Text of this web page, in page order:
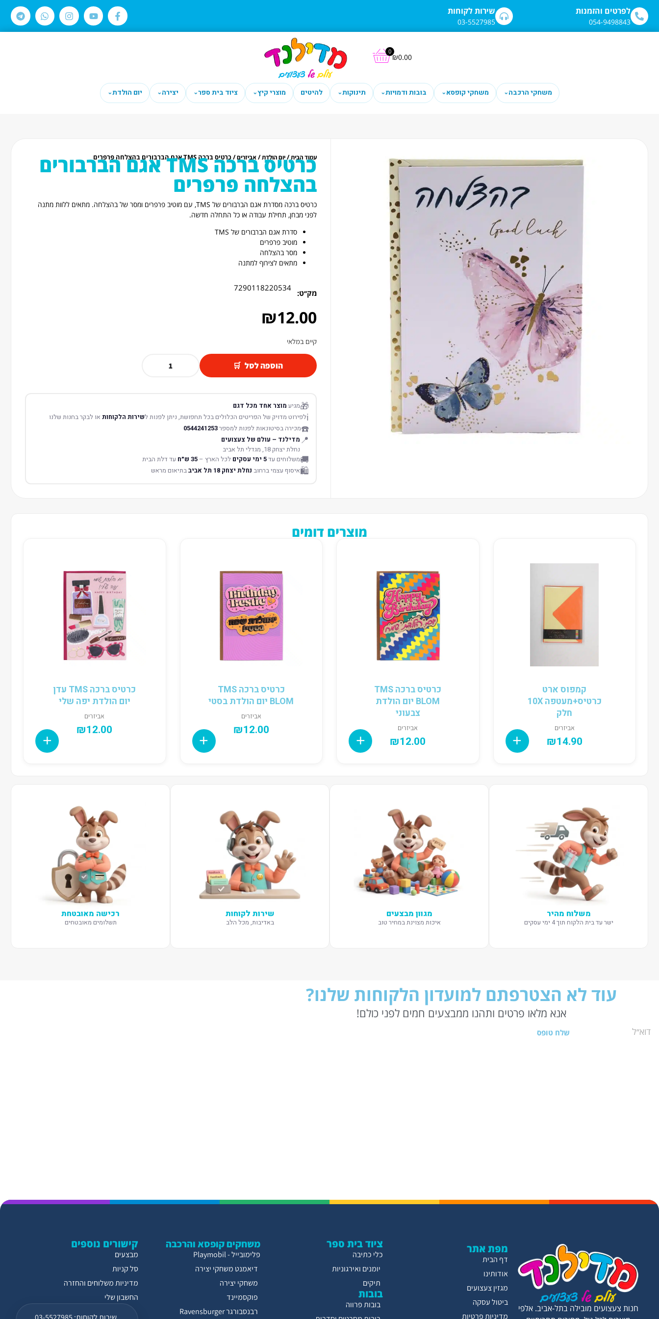
לתוכן שירות לקוחות
03-5527985
לפרטים והזמנות
054-9498843
₪0.00
0
משחקי הרכבה⌄ משחקי קופסא⌄ בובות ודמויות⌄ תינוקות⌄ להיטים מוצרי קיץ⌄ ציוד בית ספר⌄ יצירה⌄ יום הולדת⌄
עמוד הבית/יום הולדת/אביזרים/ כרטיס ברכה TMS אגם הברבורים בהצלחה פרפרים כרטיס ברכה TMS אגם הברבורים
בהצלחה פרפרים
כרטיס ברכה מסדרת אגם הברבורים של TMS, עם מוטיב פרפרים ומסר של בהצלחה. מתאים ללוות מתנה
לפני מבחן, תחילת עבודה או כל התחלה חדשה.
סדרת אגם הברבורים של TMS
מוטיב פרפרים
מסר בהצלחה
מתאים לצירוף למתנה
מק׳׳ט:
7290118220534
₪12.00
קיים במלאי
הוספה לסל
🎁מגיע מוצר אחד מכל דגם
ℹ️לפירוט מדויק של הפריטים הכלולים בכל תחפושת, ניתן לפנות לשירות הלקוחותאו לבקר בחנות שלנו
☎️מכירה בסיטונאות לפנות למספר0544241253
📍 מדילנד – עולם של צעצועים
נחלת יצחק 18, מגדלי תל אביב
🚚משלוחים עד5 ימי עסקים לכל הארץ –35 ש״ח עד דלת הבית
🛍️איסוף עצמי ברחוב נחלת יצחק 18 תל אביב בתיאום מראש
מוצרים דומים
קמפוס ארט
כרטיס+מעטפה 10X
חלק
אביזרים
₪14.90
כרטיס ברכה TMS
BLOM יום הולדת
צבעוני
אביזרים
₪12.00
כרטיס ברכה TMS
BLOM יום הולדת בסטי
אביזרים
₪12.00
כרטיס ברכה TMS עדן
יום הולדת יפה שלי
אביזרים
₪12.00
משלוח מהיר
ישר עד בית הלקוח תוך 4 ימי עסקים
מגוון מבצעים
איכות מצוינת במחיר טוב
שירות לקוחות
באדיבות, מכל הלב
רכישה מאובטחת
תשלומים מאובטחים
עוד לא הצטרפתם למועדון הלקוחות שלנו?
אנא מלאו פרטים ותהנו ממבצעים חמים לפני כולם!
שלח טופס
קישורים נוספים
מבצעים
סל קניות
מדיניות משלוחים והחזרה
החשבון שלי
משחקים קופסא והרכבה
פלימובייל - Playmobil
דיאמנט משחקי יצירה
משחקי יצירה
פוקסמיינד
רבנסבורגר Ravensburger
ציוד בית ספר
כלי כתיבה
יומנים ואירגוניות
תיקים
בובות
בובות פרווה
מפת אתר
דף הבית
אודותינו
מגזין צעצועים
ביטול עסקה
מדיניות פרטיות
חנות צעצועים מובילה בתל-אביב. אלפי